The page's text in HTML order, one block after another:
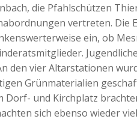
die Pfahlschützen
vertreten.
ein, ob
den vier Altarstationen
Grünmaterialien
Dorf- und Kirchplatz
sich ebenso wieder